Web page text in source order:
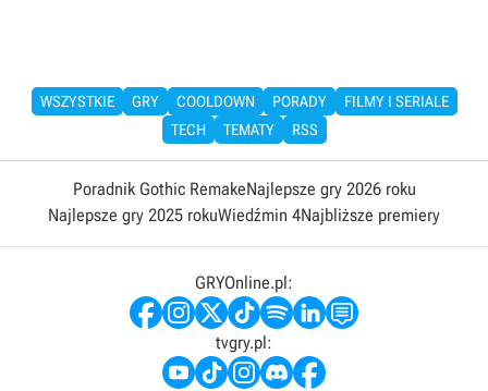
WSZYSTKIE GRY COOLDOWN PORADY
FILMY I SERIALE
TECH
TEMATY RSS
Poradnik Gothic RemakeNajlepsze gry 2026 roku
Najlepsze gry 2025 rokuWiedźmin 4Najbliższe premiery
GRYOnline.pl:
tvgry.pl: